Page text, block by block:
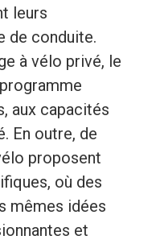
leurs
de conduite.
à vélo privé, le
aux capacités
En outre, de
proposent
où des
mêmes idées
et